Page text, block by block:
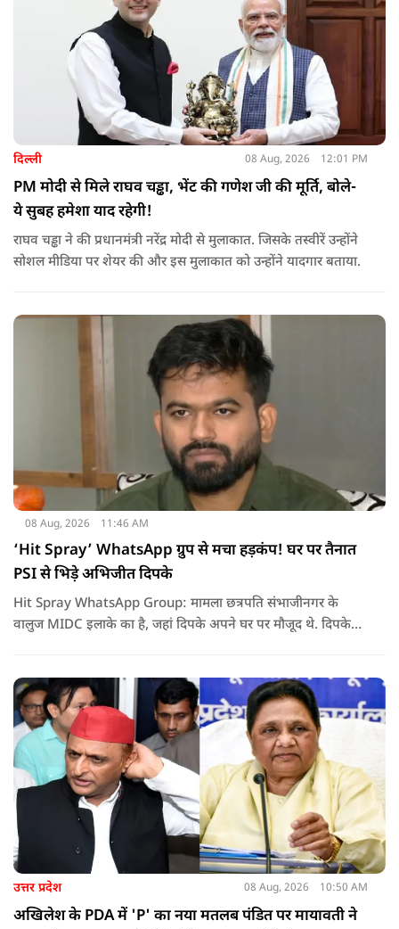
दिल्ली 08 Aug, 2026 12:01 PM
PM मोदी से मिले राघव चड्ढा, भेंट की गणेश जी की मूर्ति, बोले-
ये सुबह हमेशा याद रहेगी!
राघव चड्ढा ने की प्रधानमंत्री नरेंद्र मोदी से मुलाकात. जिसके तस्वीरें उन्होंने
सोशल मीडिया पर शेयर की और इस मुलाकात को उन्होंने यादगार बताया.
08 Aug, 2026 11:46 AM
‘Hit Spray’ WhatsApp ग्रुप से मचा हड़कंप! घर पर तैनात
PSI से भिड़े अभिजीत दिपके
Hit Spray WhatsApp Group: मामला छत्रपति संभाजीनगर के
वालुज MIDC इलाके का है, जहां दिपके अपने घर पर मौजूद थे. दिपके
को लेकर दिपके की पुलिस अधिकारी से तीखी बहस हो गई.
उत्तर प्रदेश 08 Aug, 2026 10:50 AM
अखिलेश के PDA में 'P' का नया मतलब पंडित पर मायावती ने